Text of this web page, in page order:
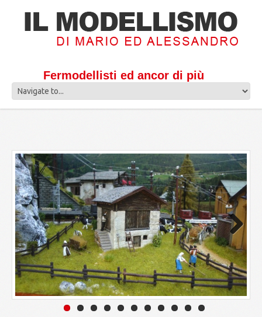
Fermodellisti ed ancor di più
Next